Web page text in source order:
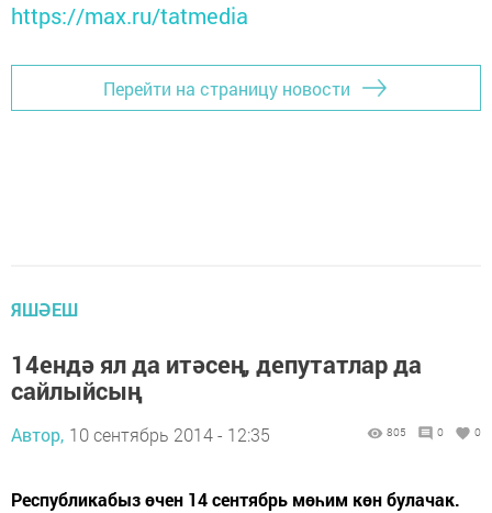
https://max.ru/tatmedia
Перейти на страницу новости
ЯШӘЕШ
14ендә ял да итәсең, депутатлар да
сайлыйсың
Автор, 10 сентябрь 2014 - 12:35 805 0 0
Республикабыз өчен 14 сентябрь мөһим көн булачак.